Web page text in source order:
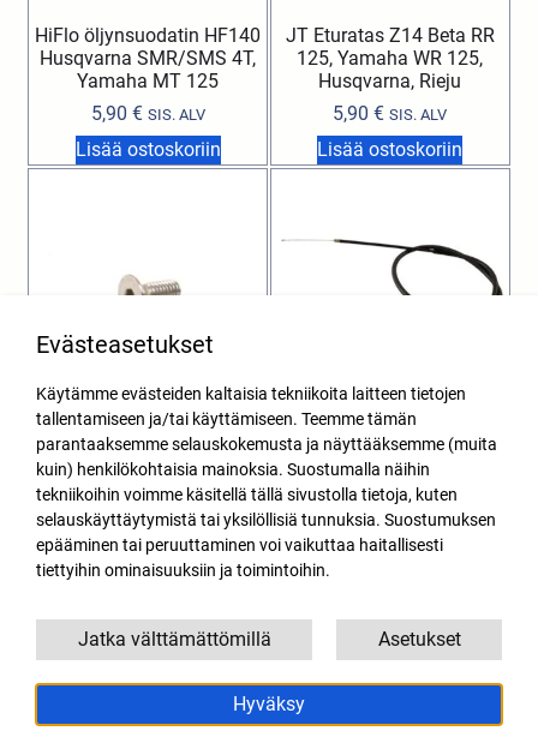
HiFlo öljynsuodatin HF140
Husqvarna SMR/SMS 4T,
Yamaha MT 125
5,90 € SIS. ALV
Lisää ostoskoriin
JT Eturatas Z14 Beta RR
125, Yamaha WR 125,
Husqvarna, Rieju
5,90€ SIS. ALV
Lisää ostoskoriin
Jarrunestesäiliön kannen
ruuvi M4x10 1kpl
1,50€ SIS. ALV
Lisää ostoskoriin
Kaasuvaijeri Husqvarna
CR/WR 125 / 250 00-13
19,90€ SIS. ALV
Lisää ostoskoriin
Evästeasetukset
Käytämme evästeiden kaltaisia tekniikoita laitteen tietojen
tallentamiseen ja/tai käyttämiseen. Teemme tämän
parantaaksemme selauskokemusta ja näyttääksemme (muita
kuin) henkilökohtaisia mainoksia. Suostumalla näihin
tekniikoihin voimme käsitellä tällä sivustolla tietoja, kuten
selauskäyttäytymistä tai yksilöllisiä tunnuksia. Suostumuksen
epääminen tai peruuttaminen voi vaikuttaa haitallisesti
tiettyihin ominaisuuksiin ja toimintoihin.
Hyväksy
Asetukset
Jatka välttämättömillä